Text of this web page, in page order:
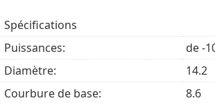
rayons UV grâce au filtre UV de
Les filtres UV de Lenjoy Monthly
du rayonnement ultraviolet.
est recommandé de porter
des lunettes
Spécifications
Puissances:
de -
Diamètre:
14.2
Courbure de base:
8.6